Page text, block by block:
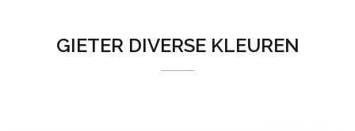
GIETER DIVERSE KLEUREN